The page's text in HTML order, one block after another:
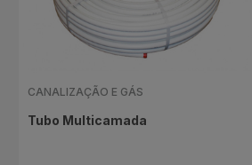
CANALIZAÇÃO E GÁS
Tubo Multicamada